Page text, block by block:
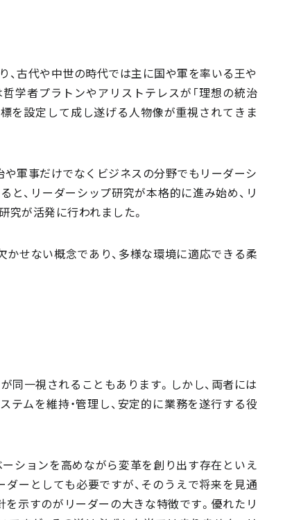
古代や中世の時代では主に国や軍を率いる王や
学者プラトンやアリストテレスが「理想の統治
を設定して成し遂げる人物像が重視されてきま
軍事だけでなくビジネスの分野でもリーダーシ
、リーダーシップ研究が本格的に進み始め、リ
が活発に行われました。
せない概念であり、多様な環境に適応できる柔
同一視されることもあります。しかし、両者には
ムを維持・管理し、安定的に業務を遂行する役
ションを高めながら変革を創り出す存在といえ
ーとしても必要ですが、そのうえで将来を見通
示すのがリーダーの大きな特徴です。優れたリ